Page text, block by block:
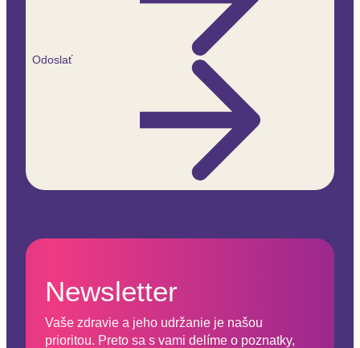
Odoslať
Newsletter
Vaše zdravie a jeho udržanie je našou
prioritou. Preto sa s vami delíme o poznatky,